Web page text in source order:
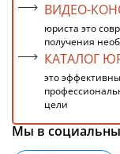
ВИДЕО-
юриста это
получения
КАТАЛОГ
это
цели
Мы в